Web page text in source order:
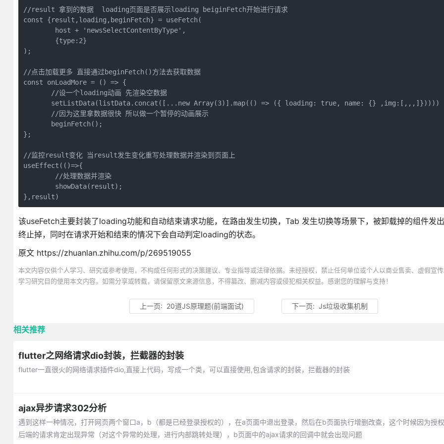
//result 拿到的数据  loading页面是否展示loading beiginFetch开始进行请求
const {result,loading,beginFetch} = useFetch(
        host + 'newsSelectContentByType',
        {type:2}
);
//点击加载更多 直接通过beginFetch()方法去获取数据
const onLoadMore = () => {
       //设一个loading动画 先渲染空数据
       setListData(listData.concat([...new Array(3)].map(() => ({ loading: true, name: {} ,img:[,,,]}))))
       //因为这里拿数据很快 所以做一个暂停的动画展示
       beginFetch();
};
//监控result变化 当result发生变化重写处理数据并渲染到页面上
useEffect(()=>{
        //处理数据并渲染
        showData(result);
},result)
该useFetch主要封装了loading功能和自动结束请求功能，在路由发生切换，Tab 发生切换等场景下，被卸载掉的组件发
终止掉，同时在请求开始和结束的情况下会自动判定loading的状态。
原文 https://zhuanlan.zhihu.com/p/269519055
本文内容仅供个人学习、研究或参考使用，不构成任何形式的决策建议、专业指导或法律依据。未经授权，禁止任何单位或个人以商业售卖、虚假宣
学习研究目的使用本文内容。如需分享或转载，请保留原文来源信息，不得篡改、删减内容或侵犯相关权益。感谢您的理解与支持！
上一页: 20道JS原理题(前端面试) 下一页: Js垃圾收集机制
相关推荐
flutter之网络请求dio封装，拦截器的封装
flutter一直很火的网络请求插件dio,直接上代码，写成一个类，可以直接使用,包含请求的封装，拦截器的封装
ajax异步请求302分析
遇到这样一种情况，打开网页两个窗口a，b（都是已经登录授权的），在a页面中退出登录，然后在b页面执行增删改查，这个时候因为授
后端的请求肯定出现异常（对这个异常的处理，进行内部跳转处理），b页面中的ajax请求的回调中就会出现问题